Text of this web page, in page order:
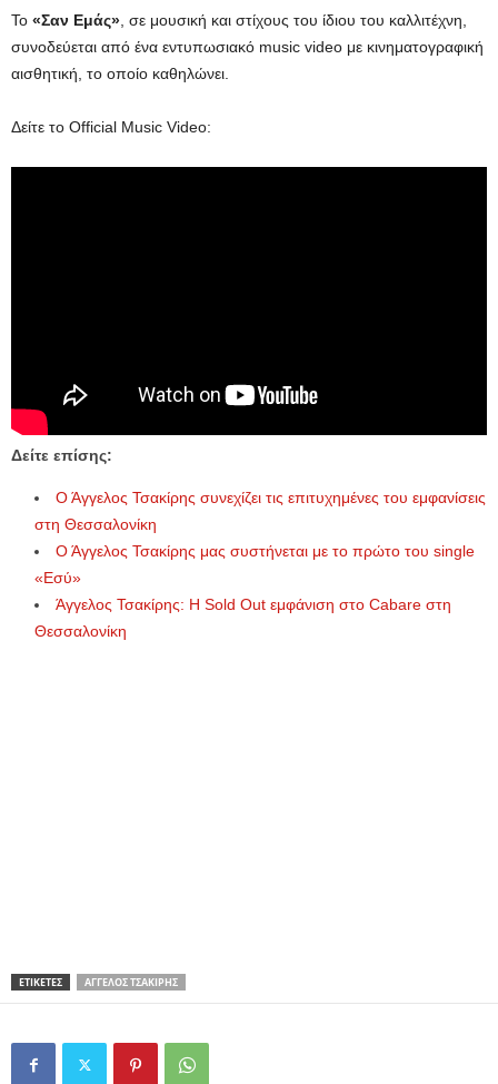
Το «Σαν Εμάς» , σε μουσική και στίχους του ίδιου του καλλιτέχνη,
συνοδεύεται από ένα εντυπωσιακό music video με κινηματογραφική
αισθητική, το οποίο καθηλώνει.
Δείτε το Official Music Video:
Δείτε επίσης:
Ο Άγγελος Τσακίρης συνεχίζει τις επιτυχημένες του εμφανίσεις
στη Θεσσαλονίκη
Ο Άγγελος Τσακίρης μας συστήνεται με το πρώτο του single
«Εσύ»
Άγγελος Τσακίρης: Η Sold Out εμφάνιση στο Cabare στη
Θεσσαλονίκη
ΕΤΙΚΕΤΕΣ ΆΓΓΕΛΟΣ ΤΣΑΚΊΡΗΣ